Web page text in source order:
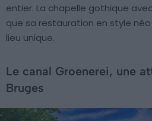
entier. La chapelle gothique
que sa restauration en style
lieu unique.
Le canal Groenerei, une
Bruges